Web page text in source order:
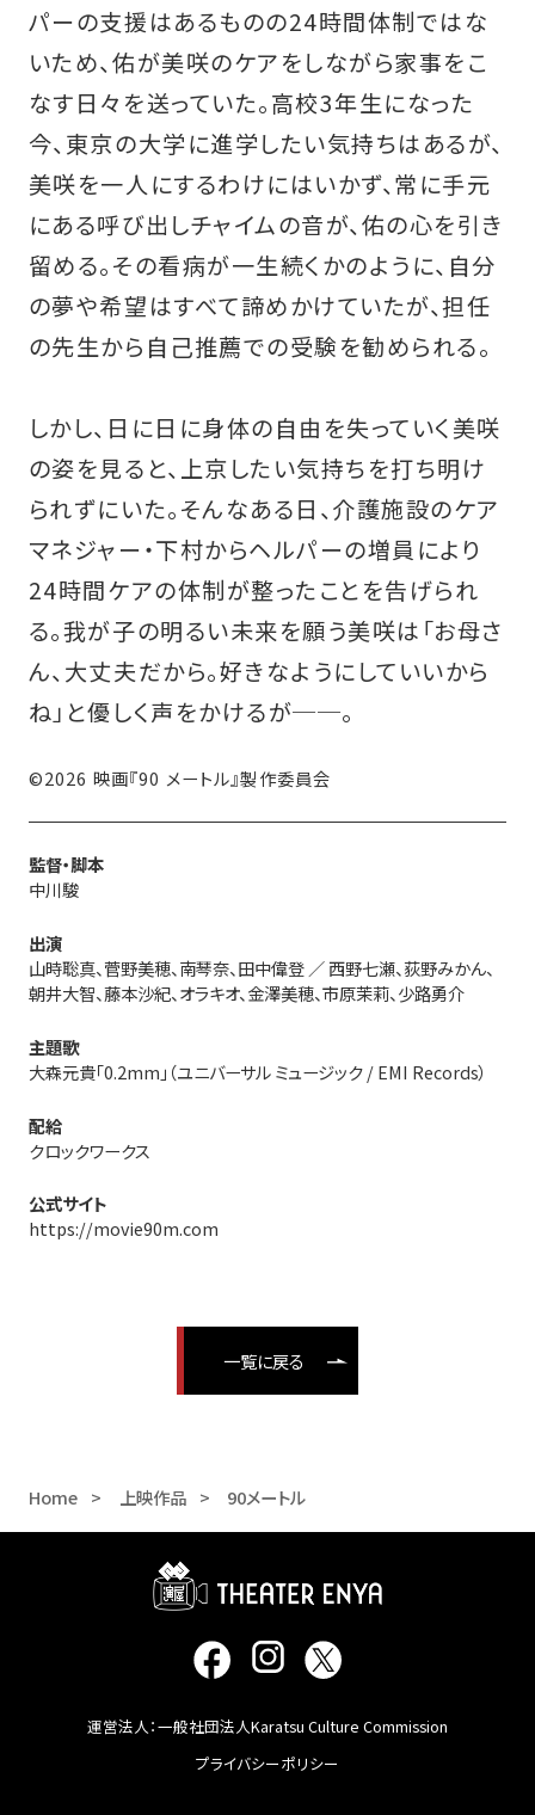
パーの支援はあるものの24時間体制ではな
いため、佑が美咲のケアをしながら家事をこ
なす日々を送っていた。高校3年生になった
今、東京の大学に進学したい気持ちはあるが、
美咲を一人にするわけにはいかず、常に手元
にある呼び出しチャイムの音が、佑の心を引き
留める。その看病が一生続くかのように、自分
の夢や希望はすべて諦めかけていたが、担任
の先生から自己推薦での受験を勧められる。
しかし、日に日に身体の自由を失っていく美咲
の姿を見ると、上京したい気持ちを打ち明け
られずにいた。そんなある日、介護施設のケア
マネジャー・下村からヘルパーの増員により
24時間ケアの体制が整ったことを告げられ
る。我が子の明るい未来を願う美咲は「お母さ
ん、大丈夫だから。好きなようにしていいから
ね」と優しく声をかけるが──。
©2026 映画『90 メートル』製作委員会
監督・脚本
中川駿
出演
山時聡真、菅野美穂、南琴奈、田中偉登 ／ 西野七瀬、荻野みかん、
朝井大智、藤本沙紀、オラキオ、金澤美穂、市原茉莉、少路勇介
主題歌
大森元貴「0.2mm」（ユニバーサル ミュージック / EMI Records）
配給
クロックワークス
公式サイト
https://movie90m.com
一覧に戻る
Home 上映作品 90メートル
運営法人：一般社団法人Karatsu Culture Commission
プライバシーポリシー